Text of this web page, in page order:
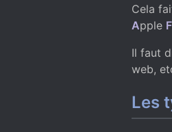
Cela
Apple F
Il faut
web,
Les